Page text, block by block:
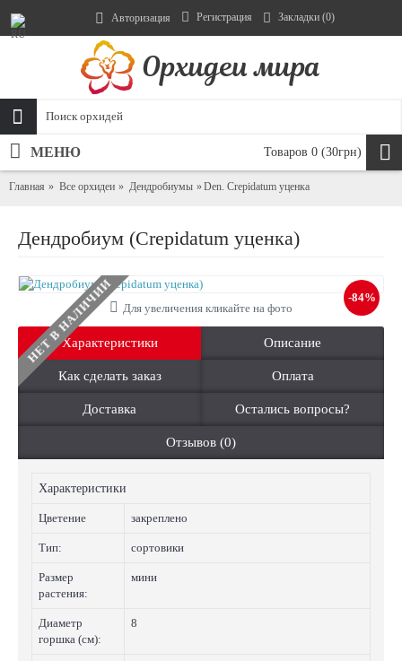
Авторизация Регистрация Закладки (0)
Товаров 0 (30грн)
МЕНЮ
Главная Все орхидеи Дендробиумы Den. Crepidatum уценка
Дендробиум (Crepidatum уценка)
-84%
НЕТ В НАЛИЧИИ Для увеличения кликайте на фото
Характеристики Описание
Как сделать заказ Оплата
Доставка Остались вопросы?
Отзывов (0)
Характеристики
Цветение закреплено
Тип: сортовики
Размер
растения:
мини
Диаметр
горшка (см):
8